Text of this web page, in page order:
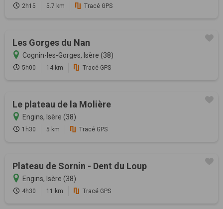
2h15 5.7 km Tracé GPS
Les Gorges du Nan
Cognin-les-Gorges, Isère (38)
5h00 14 km Tracé GPS
Le plateau de la Molière
Engins, Isère (38)
1h30 5 km Tracé GPS
Plateau de Sornin - Dent du Loup
Engins, Isère (38)
4h30 11 km Tracé GPS